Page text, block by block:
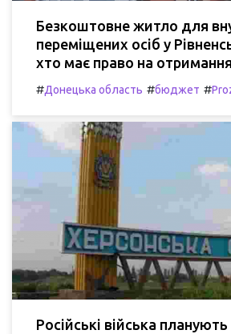
Безкоштовне житло для
переміщених осіб у
хто має право на
#Донецька область #бюджет #
Російські війська